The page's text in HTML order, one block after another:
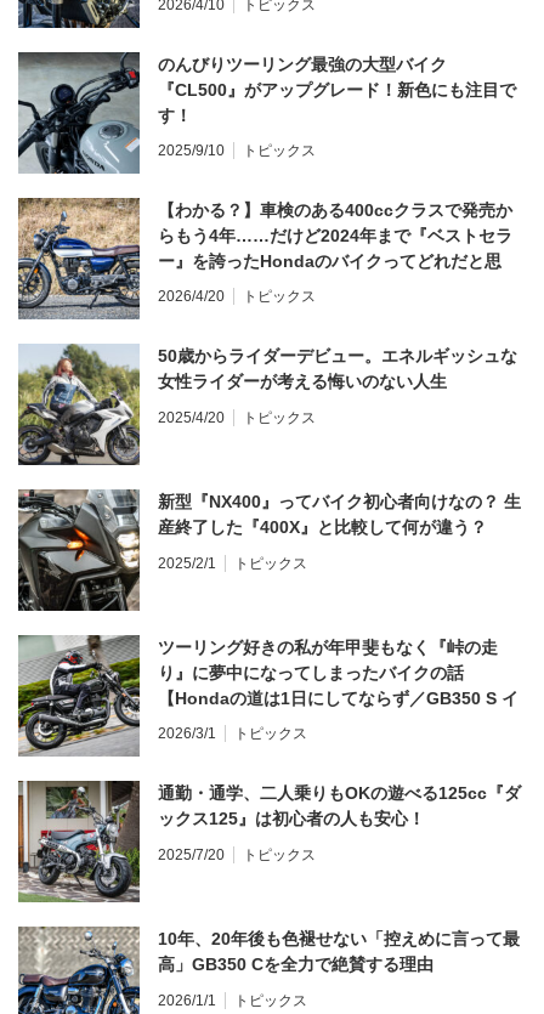
2026/4/10 トピックス
のんびりツーリング最強の大型バイク
『CL500』がアップグレード！新色にも注目で
す！
2025/9/10 トピックス
【わかる？】車検のある400ccクラスで発売か
らもう4年……だけど2024年まで『ベストセラ
ー』を誇ったHondaのバイクってどれだと思
う？
2026/4/20 トピックス
50歳からライダーデビュー。エネルギッシュな
女性ライダーが考える悔いのない人生
2025/4/20 トピックス
新型『NX400』ってバイク初心者向けなの？ 生
産終了した『400X』と比較して何が違う？
2025/2/1 トピックス
ツーリング好きの私が年甲斐もなく『峠の走
り』に夢中になってしまったバイクの話
【Hondaの道は1日にしてならず／GB350 S イ
ンプレ・レビュー 前編】
2026/3/1 トピックス
通勤・通学、二人乗りもOKの遊べる125cc『ダ
ックス125』は初心者の人も安心！
2025/7/20 トピックス
10年、20年後も色褪せない「控えめに言って最
高」GB350 Cを全力で絶賛する理由
2026/1/1 トピックス